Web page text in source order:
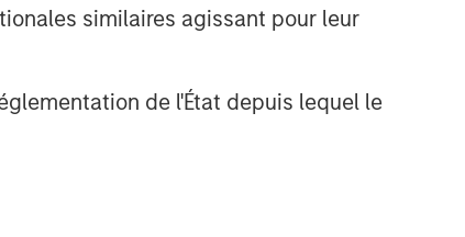
similaires agissant pour leur
de l'État depuis lequel le